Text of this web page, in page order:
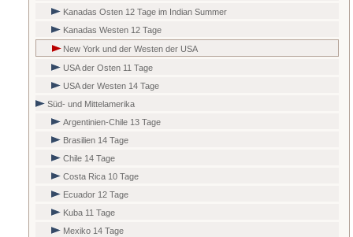
Kanadas Osten 12 Tage im Indian Summer
Kanadas Westen 12 Tage
New York und der Westen der USA
USA der Osten 11 Tage
USA der Westen 14 Tage
Süd- und Mittelamerika
Argentinien-Chile 13 Tage
Brasilien 14 Tage
Chile 14 Tage
Costa Rica 10 Tage
Ecuador 12 Tage
Kuba 11 Tage
Mexiko 14 Tage